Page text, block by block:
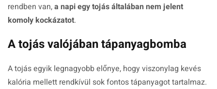
rendben van,a napi egy tojás általában nem jelent
komoly kockázatot.
A tojás valójában tápanyagbomba
A tojás egyik legnagyobb előnye, hogy viszonylag kevés
kalória mellett rendkívül sok fontos tápanyagot tartalmaz.